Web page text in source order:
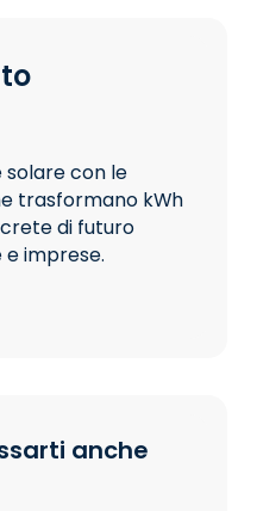
solare con le
trasformano kWh
di futuro
imprese.
anche